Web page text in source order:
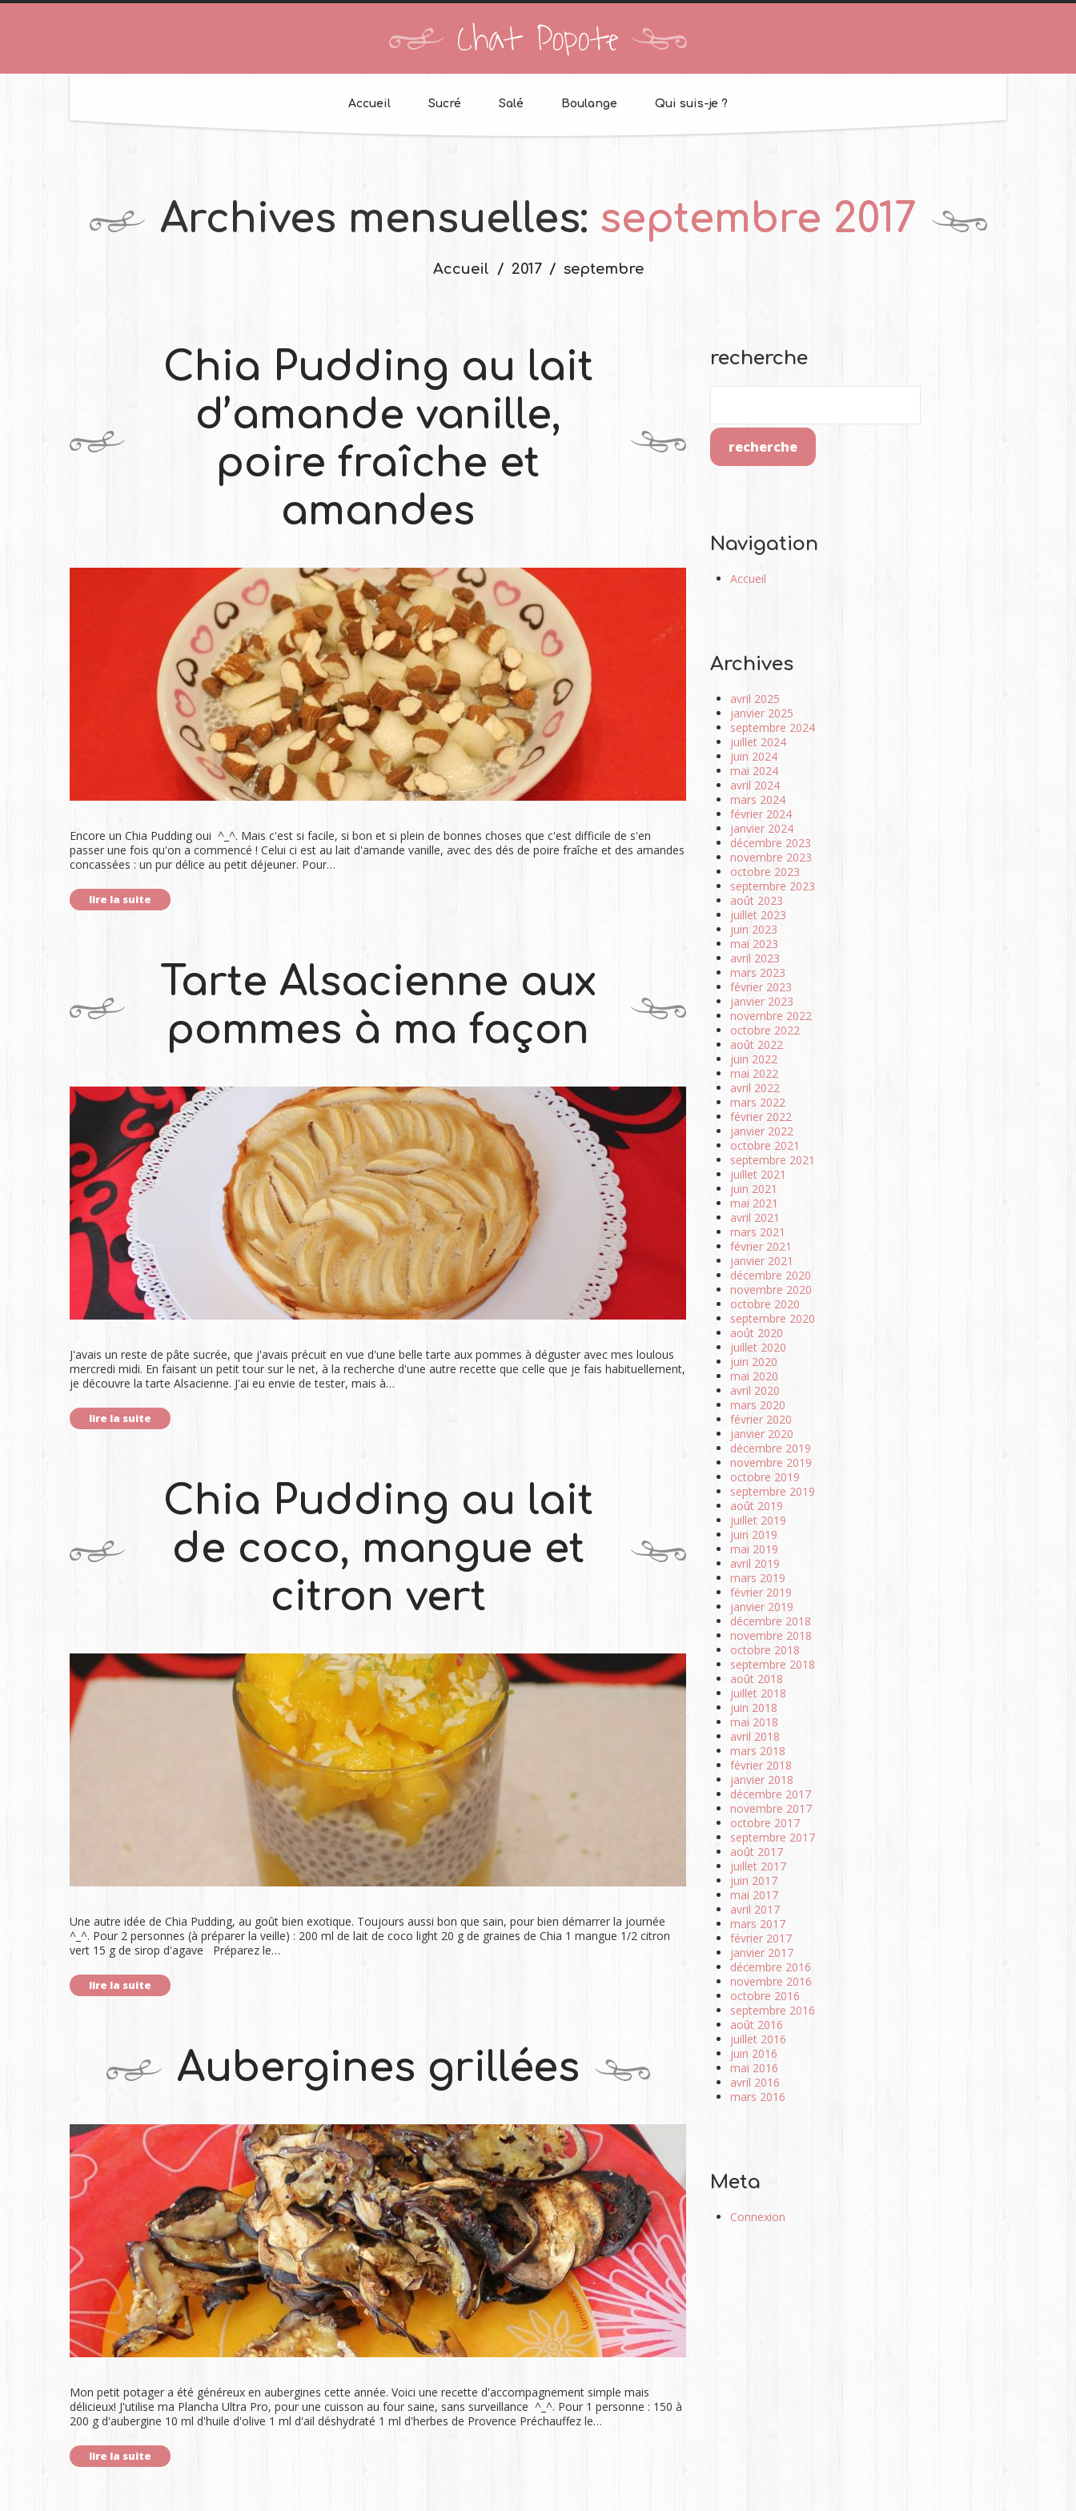
Chat Popote
Accueil Sucré Salé Boulange Qui suis-je ?
Archives mensuelles: septembre 2017
Accueil 2017 septembre
Chia Pudding au lait
d’amande vanille,
poire fraîche et
amandes
Encore un Chia Pudding oui ^_^. Mais c'est si facile, si bon et si plein de bonnes choses que c'est difficile de s'en
passer une fois qu'on a commencé ! Celui ci est au lait d'amande vanille, avec des dés de poire fraîche et des amandes
concassées : un pur délice au petit déjeuner. Pour…
lire la suite
Tarte Alsacienne aux
pommes à ma façon
J'avais un reste de pâte sucrée, que j'avais précuit en vue d'une belle tarte aux pommes à déguster avec mes loulous
mercredi midi. En faisant un petit tour sur le net, à la recherche d'une autre recette que celle que je fais habituellement,
je découvre la tarte Alsacienne. J'ai eu envie de tester, mais à…
lire la suite
Chia Pudding au lait
de coco, mangue et
citron vert
Une autre idée de Chia Pudding, au goût bien exotique. Toujours aussi bon que sain, pour bien démarrer la journée
^_^. Pour 2 personnes (à préparer la veille) : 200 ml de lait de coco light 20 g de graines de Chia 1 mangue 1/2 citron
vert 15 g de sirop d'agave Préparez le…
lire la suite
Aubergines grillées
Mon petit potager a été généreux en aubergines cette année. Voici une recette d'accompagnement simple mais
délicieux! J'utilise ma Plancha Ultra Pro, pour une cuisson au four saine, sans surveillance ^_^. Pour 1 personne : 150 à
200 g d'aubergine 10 ml d'huile d'olive 1 ml d'ail déshydraté 1 ml d'herbes de Provence Préchauffez le…
lire la suite
recherche
Navigation
Accueil
Archives
avril 2025
janvier 2025
septembre 2024
juillet 2024
juin 2024
mai 2024
avril 2024
mars 2024
février 2024
janvier 2024
décembre 2023
novembre 2023
octobre 2023
septembre 2023
août 2023
juillet 2023
juin 2023
mai 2023
avril 2023
mars 2023
février 2023
janvier 2023
novembre 2022
octobre 2022
août 2022
juin 2022
mai 2022
avril 2022
mars 2022
février 2022
janvier 2022
octobre 2021
septembre 2021
juillet 2021
juin 2021
mai 2021
avril 2021
mars 2021
février 2021
janvier 2021
décembre 2020
novembre 2020
octobre 2020
septembre 2020
août 2020
juillet 2020
juin 2020
mai 2020
avril 2020
mars 2020
février 2020
janvier 2020
décembre 2019
novembre 2019
octobre 2019
septembre 2019
août 2019
juillet 2019
juin 2019
mai 2019
avril 2019
mars 2019
février 2019
janvier 2019
décembre 2018
novembre 2018
octobre 2018
septembre 2018
août 2018
juillet 2018
juin 2018
mai 2018
avril 2018
mars 2018
février 2018
janvier 2018
décembre 2017
novembre 2017
octobre 2017
septembre 2017
août 2017
juillet 2017
juin 2017
mai 2017
avril 2017
mars 2017
février 2017
janvier 2017
décembre 2016
novembre 2016
octobre 2016
septembre 2016
août 2016
juillet 2016
juin 2016
mai 2016
avril 2016
mars 2016
Meta
Connexion